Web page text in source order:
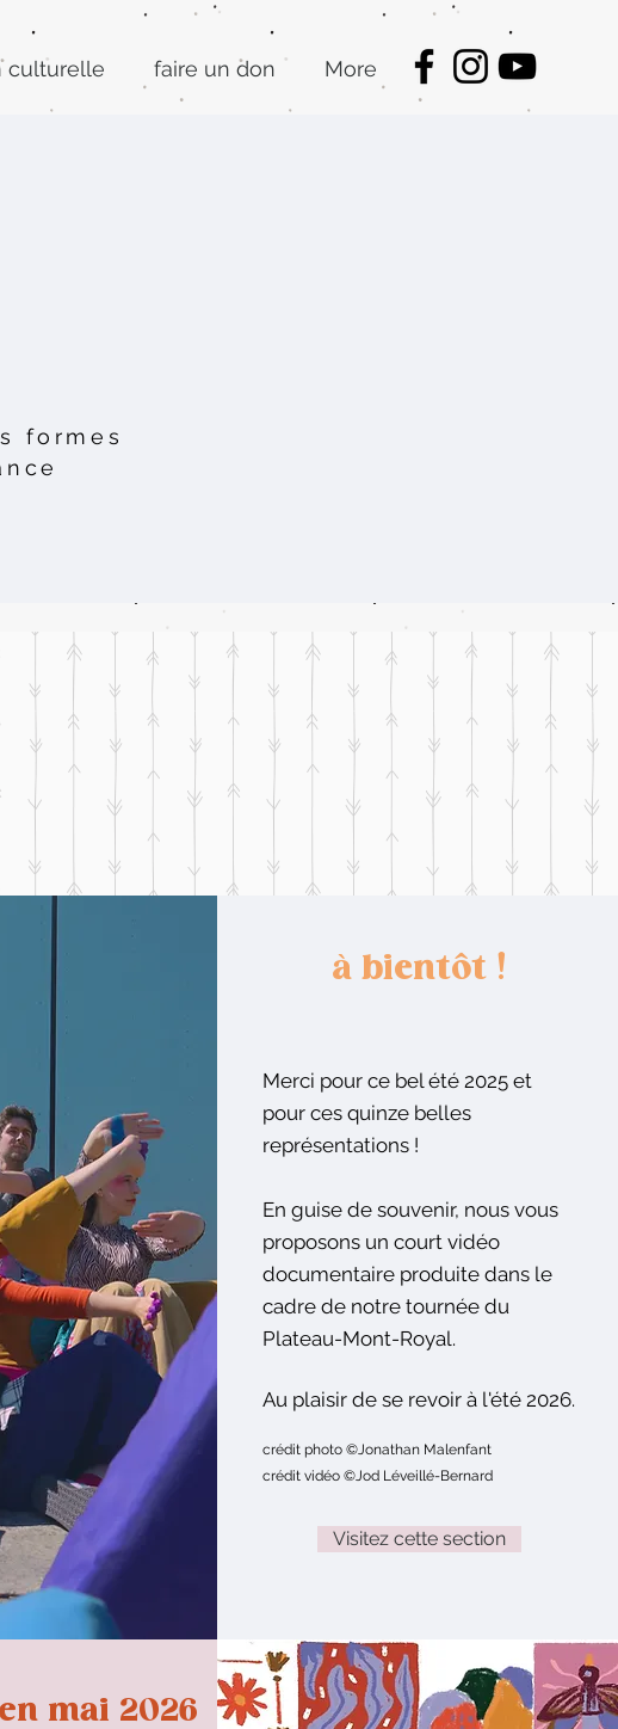
culturelle faire un don More
formes
à bientôt !
Merci pour ce bel été 2025 et
pour ces quinze belles
représentations !
En guise de souvenir, nous vous
proposons un court vidéo
documentaire produite dans le
cadre de notre tournée du
Plateau-Mont-Royal.
Au plaisir de se revoir à l'été 2026.
crédit photo ©Jonathan Malenfant
crédit vidéo ©Jod Léveillé-Bernard
Visitez cette section
mai 2026